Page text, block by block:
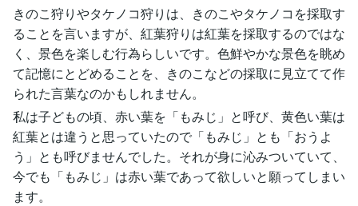
きのこ狩りやタケノコ狩りは、きのこやタケノコを採取す
ることを言いますが、紅葉狩りは紅葉を採取するのではな
く、景色を楽しむ行為らしいです。色鮮やかな景色を眺め
て記憶にとどめることを、きのこなどの採取に見立てて作
られた言葉なのかもしれません。
私は子どもの頃、赤い葉を「もみじ」と呼び、黄色い葉は
紅葉とは違うと思っていたので「もみじ」とも「おうよ
う」とも呼びませんでした。それが身に沁みついていて、
今でも「もみじ」は赤い葉であって欲しいと願ってしまい
ます。